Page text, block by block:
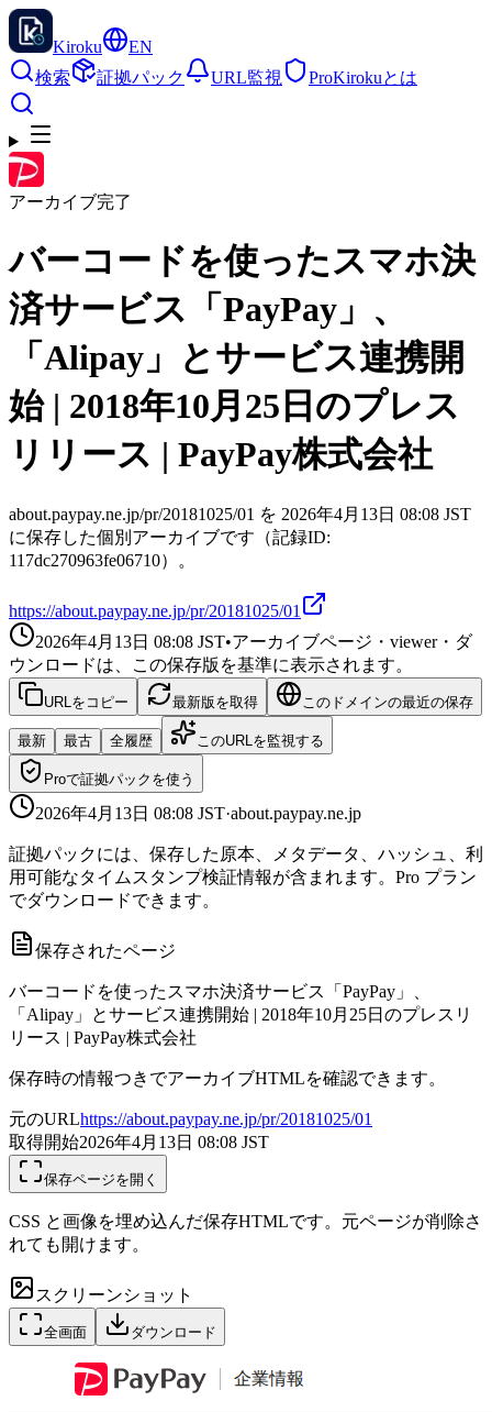
Kiroku
EN
検索
証拠パック URL監視 ProKirokuとは
アーカイブ完了
バーコードを使ったスマホ決
済サービス「PayPay」、
「Alipay」とサービス連携開
始 | 2018年10月25日のプレス
リリース | PayPay株式会社
about.paypay.ne.jp/pr/20181025/01 を 2026年4月13日 08:08 JST
に保存した個別アーカイブです（記録ID:
117dc270963fe06710）。
https://about.paypay.ne.jp/pr/20181025/01
2026年4月13日 08:08 JST•アーカイブページ・viewer・ダ
ウンロードは、この保存版を基準に表示されます。
URLをコピー 最新版を取得 このドメインの最近の保存
最新 最古 全履歴 このURLを監視する
Proで証拠パックを使う
2026年4月13日 08:08 JST·about.paypay.ne.jp
証拠パックには、保存した原本、メタデータ、ハッシュ、利
用可能なタイムスタンプ検証情報が含まれます。Pro プラン
でダウンロードできます。
保存されたページ
バーコードを使ったスマホ決済サービス「PayPay」、
「Alipay」とサービス連携開始 | 2018年10月25日のプレスリ
リース | PayPay株式会社
保存時の情報つきでアーカイブHTMLを確認できます。
元のURLhttps://about.paypay.ne.jp/pr/20181025/01
取得開始2026年4月13日 08:08 JST
保存ページを開く
CSS と画像を埋め込んだ保存HTMLです。元ページが削除さ
れても開けます。
スクリーンショット
全画面 ダウンロード